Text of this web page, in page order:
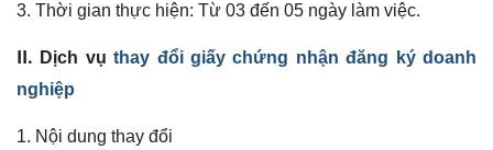
3. Thời gian thực hiện: Từ 03 đến 05 ngày làm việc.
II. Dịch vụthay đổi giấy chứng nhận đăng ký doanh
nghiệp
1. Nội dung thay đổi